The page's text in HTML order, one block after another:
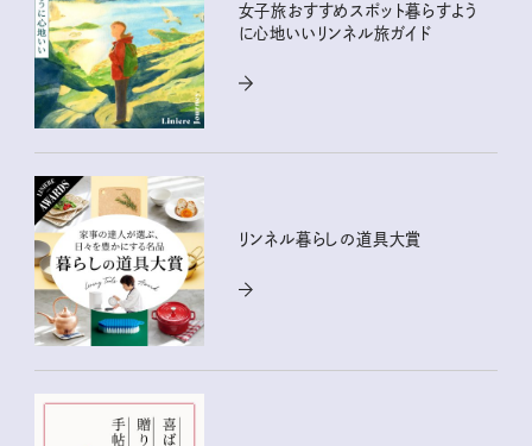
女子旅おすすめスポット暮らすよう
に心地いいリンネル旅ガイド
リンネル暮らしの道具大賞